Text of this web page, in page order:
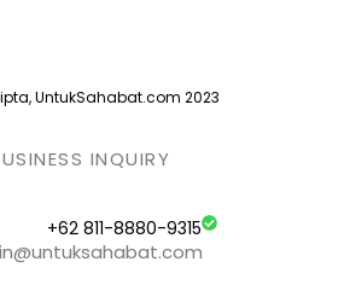
UntukSahabat.com 2023
INQUIRY
+62 811-8880-9315